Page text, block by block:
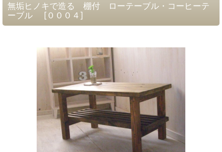
無垢ヒノキで造る 棚付 ローテーブル・コーヒーテ
ーブル [０００４]